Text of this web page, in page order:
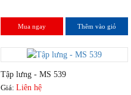
Mua ngay Thêm vào giỏ
Tập lưng - MS 539
Giá: Liên hệ